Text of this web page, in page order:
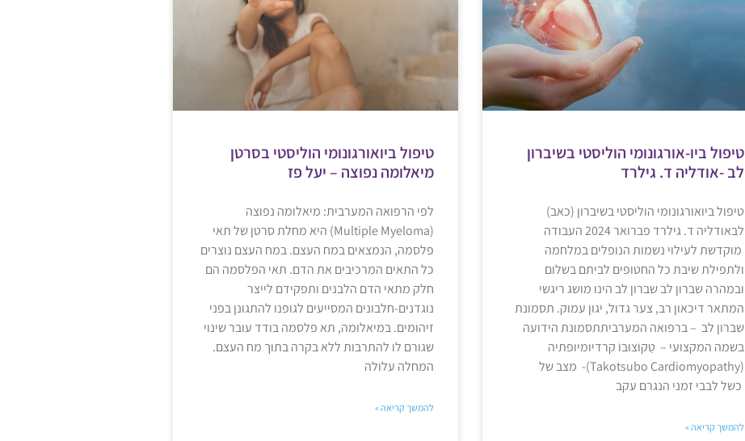
טיפול ביו-אורגונומי הוליסטי בשיברון
לב -אודליה ד. גילרד
טיפול ביואורגונומי הוליסטי בשיברון (כאב)
לבאודליה ד. גילרד פברואר 2024 העבודה
מוקדשת לעילוי נשמות הנופלים במלחמה
ולתפילת שיבת כל החטופים לביתם בשלום
ובמהרה שברון לב שברון לב הינו מושג ריגשי
המתאר דיכאון רב, צער גדול, יגון עמוק. תסמונת
שברון לב – ברפואה המערביתתסמונת הידועה
בשמה המקצועי – טַקוֹצוּבּוֹ קרדיומיופתיה
(Takotsubo Cardiomyopathy)- מצב של
כשל לבבי זמני הנגרם עקב
להמשך קריאה »
טיפול ביואורגונומי הוליסטי בסרטן
מיאלומה נפוצה – יעל פז
לפי הרפואה המערבית: מיאלומה נפוצה
(Multiple Myeloma) היא מחלת סרטן של תאי
פלסמה, הנמצאים במח העצם. במח העצם נוצרים
כל התאים המרכיבים את הדם. תאי הפלסמה הם
חלק מתאי הדם הלבנים ותפקידם לייצר
נוגדנים-חלבונים המסייעים לגופנו להתגונן בפני
זיהומים. במיאלומה, תא פלסמה בודד עובר שינוי
שגורם לו להתרבות ללא בקרה בתוך מח העצם.
המחלה עלולה
להמשך קריאה »